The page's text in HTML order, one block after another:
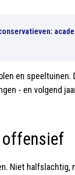
en
- en volgend
offensief
Niet halfslachtig,